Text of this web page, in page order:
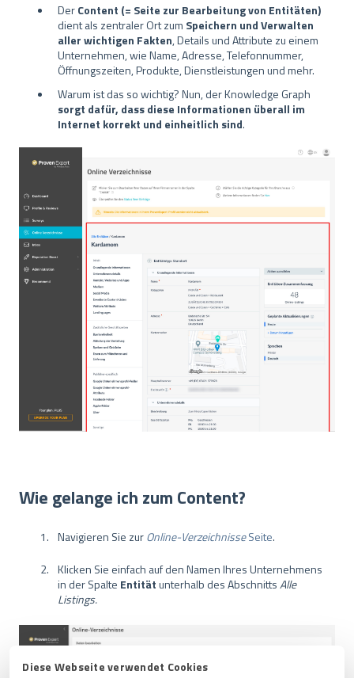
Diese Webseite verwendet Cookies
DerContent (= Seite zur Bearbeitung von Entitäten)
dient als zentraler Ort zum Speichern und Verwalten
aller wichtigen Fakten, Details und Attribute zu einem
Unternehmen, wie Name, Adresse, Telefonnummer,
Öffnungszeiten, Produkte, Dienstleistungen und mehr.
Warum ist das so wichtig? Nun, der Knowledge Graph
sorgt dafür, dass diese Informationen überall im
Internet korrekt und einheitlich sind.
Wie gelange ich zum Content?
Navigieren Sie zurOnline-VerzeichnisseSeite.
Klicken Sie einfach auf den Namen Ihres Unternehmens
in der Spalte Entitätunterhalb des AbschnittsAlle
Listings.